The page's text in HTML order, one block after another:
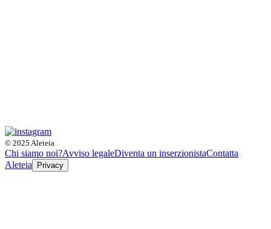
© 2025 Aleteia
Chi siamo noi?Avviso legaleDiventa un inserzionistaContatta
Aleteia
Privacy